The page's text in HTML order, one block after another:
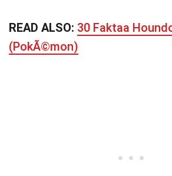
READ ALSO: 30 Faktaa
(PokÃ©mon)